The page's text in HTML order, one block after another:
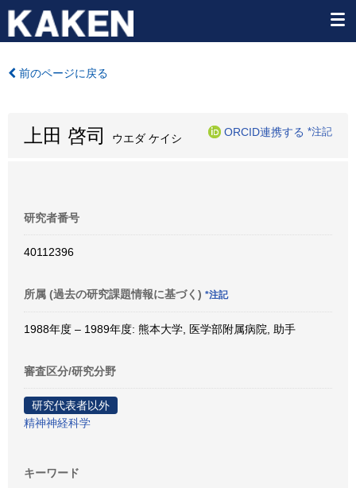
前のページに戻る
上田 啓司 ウエダ ケイシ
ORCID連携する *注記
研究者番号
40112396
所属 (過去の研究課題情報に基づく) *注記
1988年度 – 1989年度: 熊本大学, 医学部附属病院, 助手
審査区分/研究分野
研究代表者以外
精神神経科学
キーワード